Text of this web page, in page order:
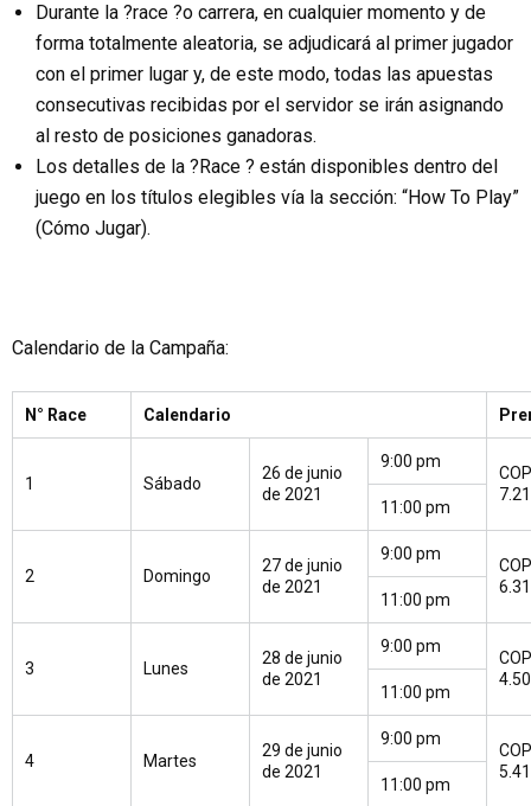
Durante la ?race ?o carrera, en cualquier momento y de
forma totalmente aleatoria, se adjudicará al primer jugador
con el primer lugar y, de este modo, todas las apuestas
consecutivas recibidas por el servidor se irán asignando
al resto de posiciones ganadoras.
Los detalles de la ?Race ? están disponibles dentro del
juego en los títulos elegibles vía la sección: “How To Play”
(Cómo Jugar).
Calendario de la Campaña:
N° Race Calendario
1 Sábado
26 de junio
de 2021
9:00 pm
COP
11:00 pm
2 Domingo
27 de junio
de 2021
9:00 pm
COP
11:00 pm
3 Lunes
28 de junio
de 2021
9:00 pm
COP
11:00 pm
4 Martes
29 de junio
de 2021
9:00 pm
COP
11:00 pm